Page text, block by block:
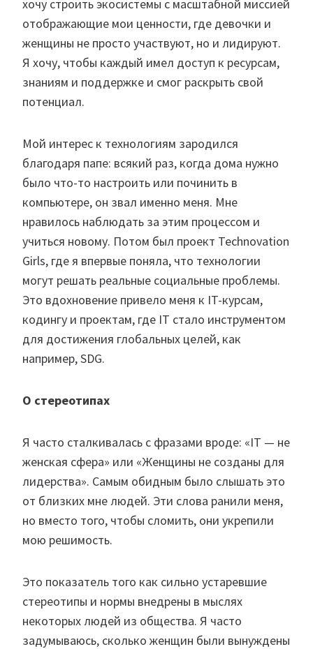
хочу строить экосистемы с масштабной миссией
отображающие мои ценности, где девочки и
женщины не просто участвуют, но и лидируют.
Я хочу, чтобы каждый имел доступ к ресурсам,
знаниям и поддержке и смог раскрыть свой
потенциал.
Мой интерес к технологиям зародился
благодаря папе: всякий раз, когда дома нужно
было что-то настроить или починить в
компьютере, он звал именно меня. Мне
нравилось наблюдать за этим процессом и
учиться новому. Потом был проект Technovation
Girls, где я впервые поняла, что технологии
могут решать реальные социальные проблемы.
Это вдохновение привело меня к IT-курсам,
кодингу и проектам, где IT стало инструментом
для достижения глобальных целей, как
например, SDG.
О стереотипах
Я часто сталкивалась с фразами вроде: «IT — не
женская сфера» или «Женщины не созданы для
лидерства». Самым обидным было слышать это
от близких мне людей. Эти слова ранили меня,
но вместо того, чтобы сломить, они укрепили
мою решимость.
Это показатель того как сильно устаревшие
стереотипы и нормы внедрены в мыслях
некоторых людей из общества. Я часто
задумываюсь, сколько женщин были вынуждены